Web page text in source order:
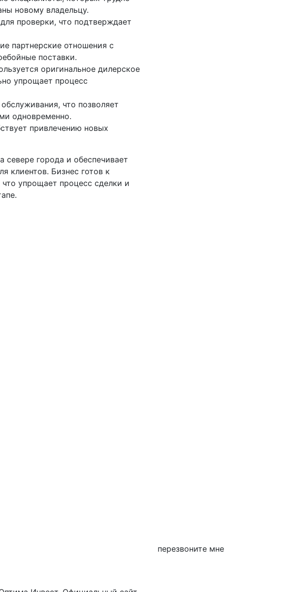
новому владельцу.
проверки, что подтверждает
партнерские отношения с
поставки.
оригинальное дилерское
упрощает процесс
что позволяет
одновременно.
привлечению новых
города и обеспечивает
клиентов. Бизнес готов к
упрощает процесс сделки и
перезвоните мне